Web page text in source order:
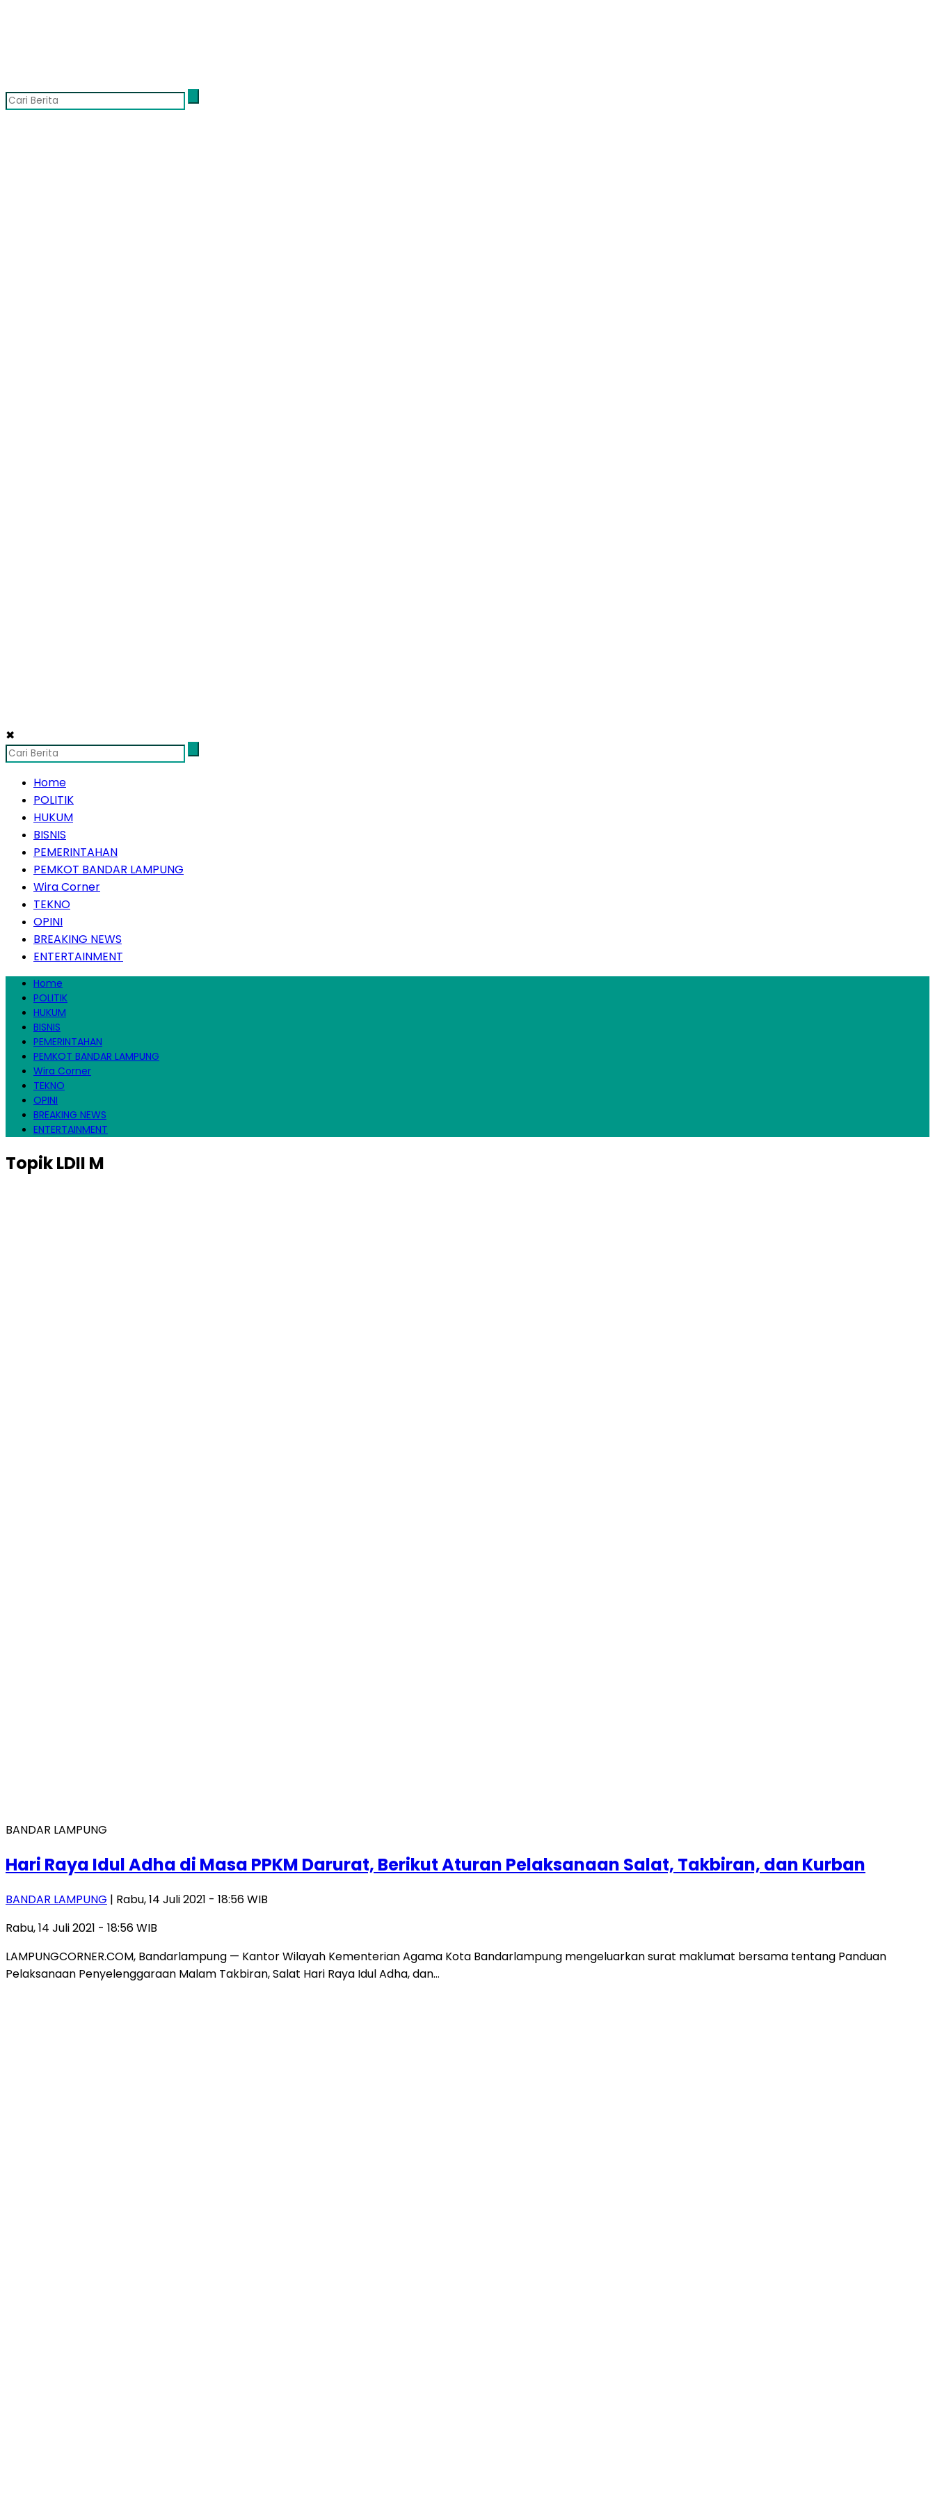
✖
Home
POLITIK
HUKUM
BISNIS
PEMERINTAHAN
PEMKOT BANDAR LAMPUNG
Wira Corner
TEKNO
OPINI
BREAKING NEWS
ENTERTAINMENT
Home
POLITIK
HUKUM
BISNIS
PEMERINTAHAN
PEMKOT BANDAR LAMPUNG
Wira Corner
TEKNO
OPINI
BREAKING NEWS
ENTERTAINMENT
TopikLDII M
BANDAR LAMPUNG
Hari Raya Idul Adha di Masa PPKM Darurat, Berikut Aturan Pelaksanaan Salat, Takbiran, dan Kurban
BANDAR LAMPUNG | Rabu, 14 Juli 2021 - 18:56 WIB
Rabu, 14 Juli 2021 - 18:56 WIB
LAMPUNGCORNER.COM, Bandarlampung — Kantor Wilayah Kementerian Agama Kota Bandarlampung mengeluarkan surat maklumat bersama tentang Panduan
Pelaksanaan Penyelenggaraan Malam Takbiran, Salat Hari Raya Idul Adha, dan…